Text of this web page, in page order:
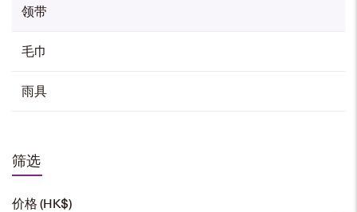
领带
毛巾
雨具
筛选
价格 (HK$)